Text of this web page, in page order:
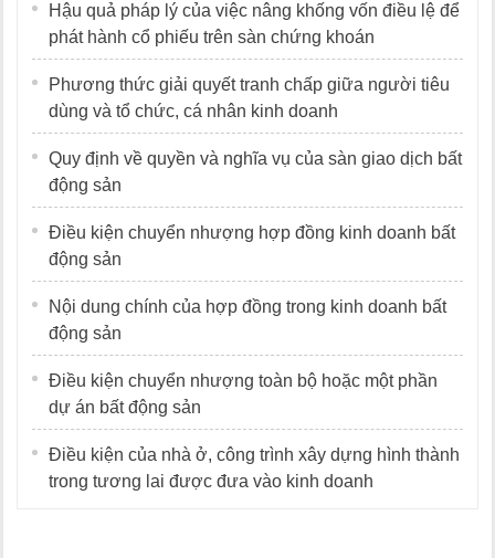
Hậu quả pháp lý của việc nâng khống vốn điều lệ để
phát hành cổ phiếu trên sàn chứng khoán
Phương thức giải quyết tranh chấp giữa người tiêu
dùng và tổ chức, cá nhân kinh doanh
Quy định về quyền và nghĩa vụ của sàn giao dịch bất
động sản
Điều kiện chuyển nhượng hợp đồng kinh doanh bất
động sản
Nội dung chính của hợp đồng trong kinh doanh bất
động sản
Điều kiện chuyển nhượng toàn bộ hoặc một phần
dự án bất động sản
Điều kiện của nhà ở, công trình xây dựng hình thành
trong tương lai được đưa vào kinh doanh